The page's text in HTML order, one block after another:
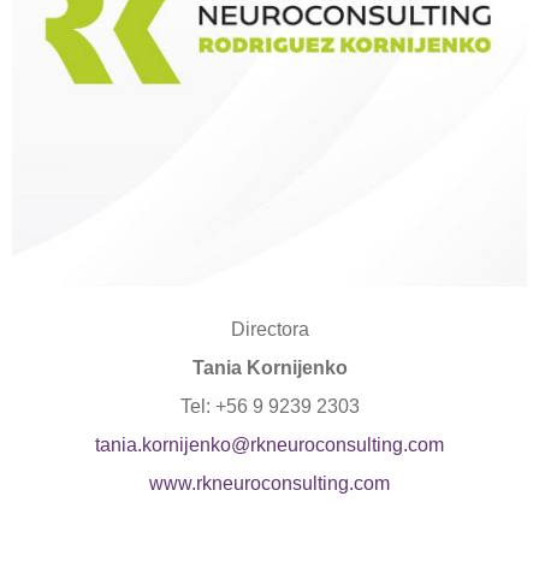
Directora
Tania Kornijenko
Tel: +56 9 9239 2303
tania.kornijenko@rkneuroconsulting.com
www.rkneuroconsulting.com